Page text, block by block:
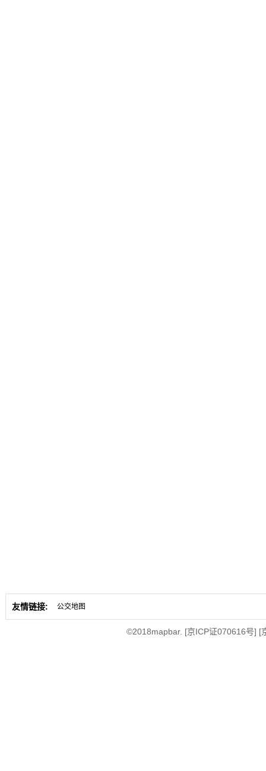
友情链接: 公交地图
©2018mapbar. [京ICP证070616号] [